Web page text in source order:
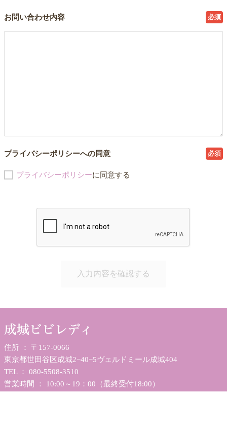
お問い合わせ内容 必須
プライバシーポリシーへの同意 必須
プライバシーポリシーに同意する
住所 ： 〒157-0066
東京都世田谷区成城2−40−5ヴェルドミール成城404
TEL ： 080-5508-3510
営業時間 ： 10:00～19：00（最終受付18:00）